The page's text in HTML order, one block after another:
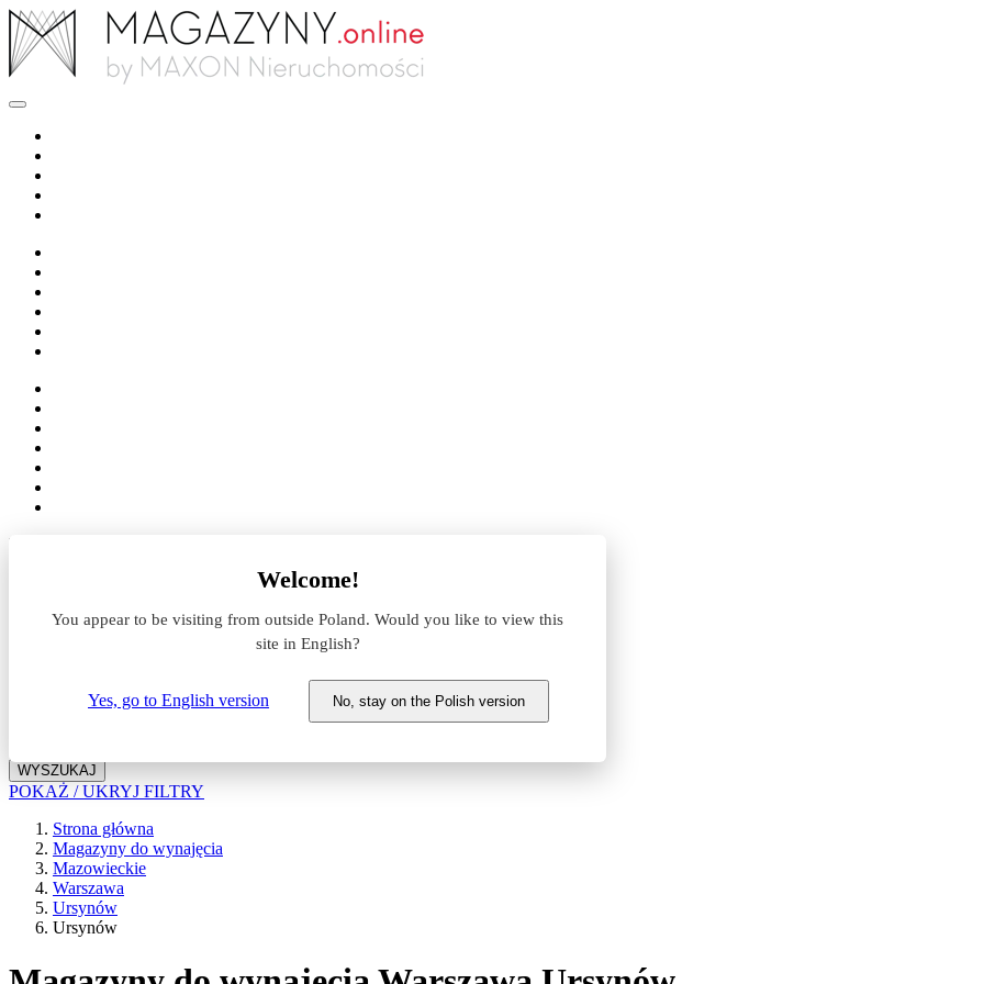
Welcome!
You appear to be visiting from outside Poland. Would you like to view this
site in English?
Yes, go to English version No, stay on the Polish version
Lokalizacja
Nazwa magazynu
WYSZUKAJ
POKAŻ / UKRYJ FILTRY
Strona główna
Magazyny do wynajęcia
Mazowieckie
Warszawa
Ursynów
Ursynów